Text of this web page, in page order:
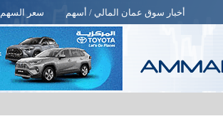
أخبار سوق عمان المالي / أسهم سعر السهم